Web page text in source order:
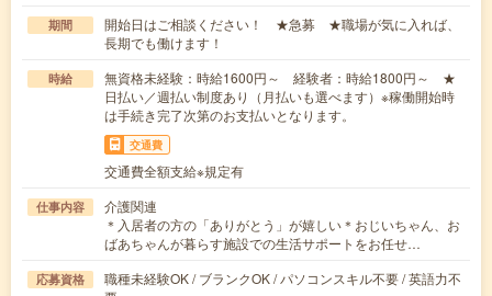
期間
開始日はご相談ください！ ★急募 ★職場が気に入れば、
長期でも働けます！
時給
無資格未経験：時給1600円～ 経験者：時給1800円～ ★
日払い／週払い制度あり（月払いも選べます）※稼働開始時
は手続き完了次第のお支払いとなります。
交通費
交通費全額支給※規定有
仕事内容
介護関連
＊入居者の方の「ありがとう」が嬉しい＊おじいちゃん、お
ばあちゃんが暮らす施設での生活サポートをお任せ…
応募資格
職種未経験OK / ブランクOK / パソコンスキル不要 / 英語力不